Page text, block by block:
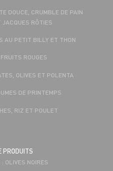
DOUCE, CRUMBLE DE PAIN
JACQUES RÔTIES
AU PETIT BILLY ET THON
ROUGES
OLIVES ET POLENTA
DE PRINTEMPS
RIZ ET POULET
PRODUITS
OLIVES NOIRES